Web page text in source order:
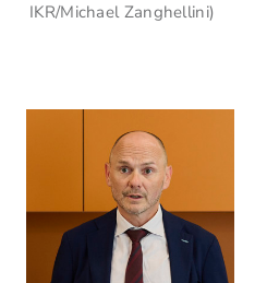
IKR/Michael Zanghellini)